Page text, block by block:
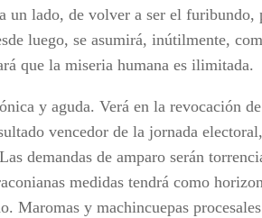
un lado, de volver a ser el furibundo,
luego, se asumirá, inútilmente,
que la miseria humana es ilimitada.
y aguda. Verá en la revocación
vencedor de la jornada
demandas de amparo serán
medidas tendrá como
Maromas y machincuepas